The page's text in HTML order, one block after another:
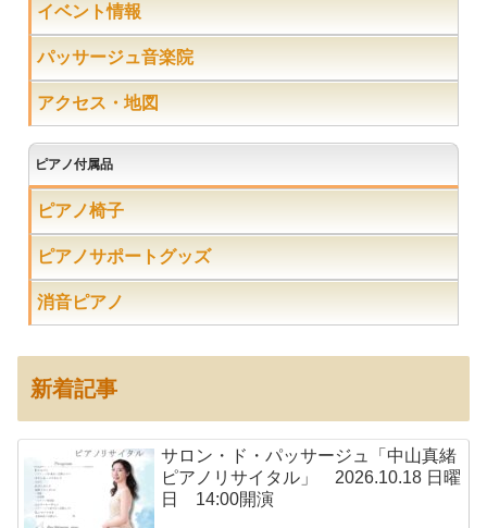
イベント情報
パッサージュ音楽院
アクセス・地図
ピアノ付属品
ピアノ椅子
ピアノサポートグッズ
消音ピアノ
新着記事
サロン・ド・パッサージュ「中山真緒
ピアノリサイタル」 2026.10.18 日曜
日 14:00開演